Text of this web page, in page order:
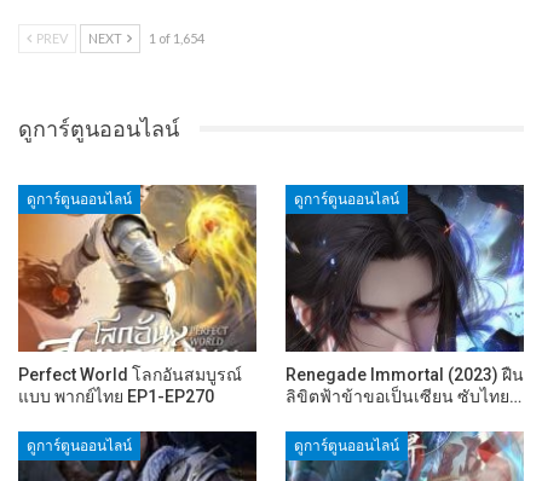
PREV NEXT 1 of 1,654
ดูการ์ตูนออนไลน์
ดูการ์ตูนออนไลน์
Perfect World โลกอันสมบูรณ์
แบบ พากย์ไทย EP1-EP270
ดูการ์ตูนออนไลน์
Renegade Immortal (2023) ฝืน
ลิขิตฟ้าข้าขอเป็นเซียน ซับไทย…
ดูการ์ตูนออนไลน์ ดูการ์ตูนออนไลน์